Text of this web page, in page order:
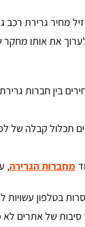
מחיר גרירת
את אותו מחקר
בין חברות
קבלה של לפחות 3 הצעות
מחברות הגרירה,
בטלפון עשויות
של אתרים לא